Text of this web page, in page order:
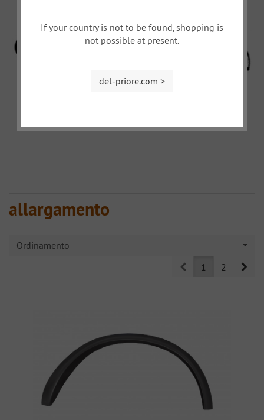
allargamento
Ordinamento
Prev1 2
If your country is not to be found, shopping is
not possible at present.
del-priore.com >